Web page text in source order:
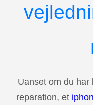
Uanset om du har
reparation, et